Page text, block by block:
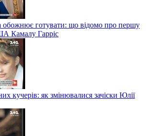
обожнює готувати: що відомо про першу
Камалу Гарріс
кучерів: як змінювалися зачіски Юлії